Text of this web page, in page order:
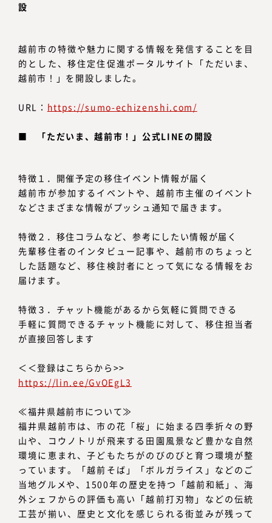
設
越前市の特徴や魅力に関する情報を発信することを目
的とした、移住定住促進ポータルサイト「ただいま、
越前市！」を開設しました。
URL： https://sumo-echizenshi.com/
■ 「ただいま、越前市！」公式LINEの開設
特徴１．開催予定の移住イベント情報が届く
越前市が参加するイベントや、越前市主催のイベント
などさまざまな情報がプッシュ通知で届きます。
特徴２．移住コラムなど、参考にしたい情報が届く
先輩移住者のインタビュー記事や、越前市のちょっと
した話題など、移住検討者にとって気になる情報をお
届けます。
特徴３．チャット機能があるから気軽に質問できる
手軽に質問できるチャット機能に対して、移住担当者
が直接回答します
＜＜登録はこちらから>>
https://lin.ee/GvOEgL3
≪福井県越前市について≫
福井県越前市は、市の花「桜」に始まる四季折々の野
山や、コウノトリが飛来する田園風景など豊かな自然
環境に恵まれ、子どもたちがのびのびと育つ環境が整
っています。「越前そば」「ボルガライス」などのご
当地グルメや、1500年の歴史を持つ「越前和紙」、海
外シェフからの評価も高い「越前打刃物」などの伝統
工芸が揃い、歴史と文化を感じられる街並みが残って